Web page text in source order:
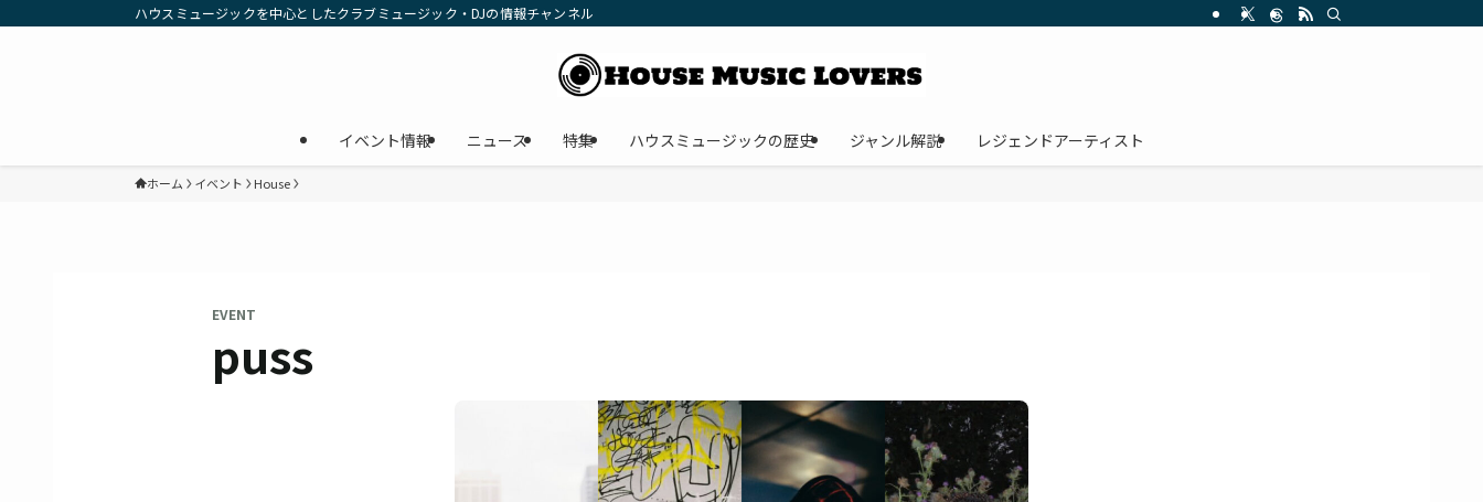
ハウスミュージックを中心としたクラブミュージック・DJの情報チャンネル
イベント情報 ニュース 特集 ハウスミュージックの歴史 ジャンル解説 レジェンドアーティスト
ホーム イベント House
EVENT
puss